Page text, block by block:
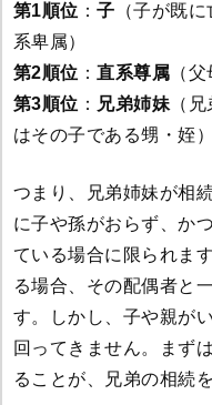
第1順位 ： 子 （子が既
系卑属）
第2順位 ： 直系尊属 （
第3順位 ： 兄弟姉妹 （
はその子である甥・姪）
つまり、兄弟姉妹が相
に子や孫がおらず、か
ている場合に限られま
る場合、その配偶者と
す。しかし、子や親が
回ってきません。まず
ることが、兄弟の相続